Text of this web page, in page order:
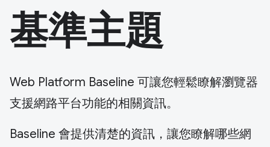
基準主題
Web Platform Baseline 可讓您輕鬆瞭解瀏覽器
支援網路平台功能的相關資訊。
Baseline 會提供清楚的資訊，讓您瞭解哪些網